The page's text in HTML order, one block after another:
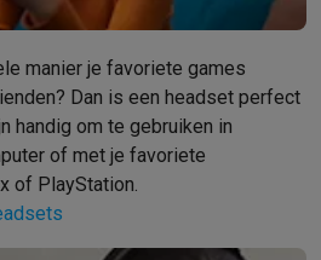
manier je favoriete games
Dan is een headset perfect
handig om te gebruiken in
of met je favoriete
of PlayStation.